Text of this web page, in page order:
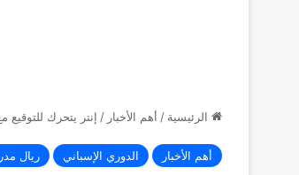
الرئيسية / أهم الأخبار / إنتر يتحرك للتوقيع
أهم الأخبار الدوري الإسباني ريال